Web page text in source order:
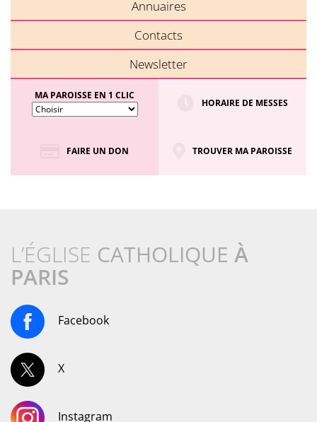
Annuaires
Contacts
Newsletter
MA PAROISSE EN 1 CLIC
HORAIRE DE MESSES
FAIRE UN DON TROUVER MA PAROISSE
L’ÉGLISE CATHOLIQUE À
PARIS
Facebook
X
Instagram